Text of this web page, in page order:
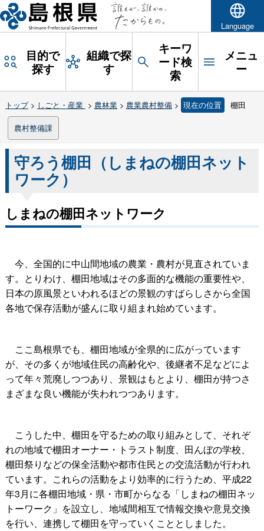
Language
目的で
探す
組織で探
す
キーワ
ード検
索
メニュ
ー
トップ> しごと・産業 > 農林業> 農業農村整備> 現在の位置 棚田
農村整備課
守ろう棚田（しまねの棚田ネット
ワーク）
しまねの棚田ネットワーク
今、全国的に中山間地域の農業・農村が見直されていま
す。とりわけ、棚田地域はその多面的な機能の重要性や、
日本の原風景といわれるほどの景観のすばらしさから全国
各地で保存活動が盛んに取り組まれ始めています。
ここ島根県でも、棚田地域が全県的に広がっています
が、その多くが地域住民の高齢化や、後継者不足などによ
って年々荒廃しつつあり、景観はもとより、棚田が持つさ
まざまな良い機能が失われつつあります。
こうした中、棚田を守るための取り組みとして、それぞ
れの地域で棚田オーナー・トラスト制度、田んぼの学校、
棚田祭りなどの保全活動や都市住民との交流活動が行われ
ています。これらの活動をより効率的に行うため、平成22
年3月に各棚田地域・県・市町からなる「しまねの棚田ネッ
トーワーク」を設立し、地域間相互で情報交換や意見交換
を行い、連携して棚田を守っていくこととしました。